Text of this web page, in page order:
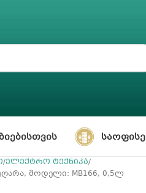
ᲡᲐᲝᲤᲘᲡᲔ
ელექტრო ტექნიკა
მოდელი: MB166, 0,5ლ